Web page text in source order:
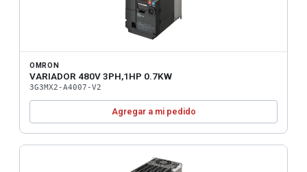
OMRON
VARIADOR 480V 3PH,1HP 0.7KW
3G3MX2-A4007-V2
Agregar a mi pedido